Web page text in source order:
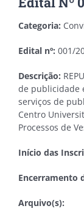
Categoria:
Edital nº: 001/
Descrição:
de publicidade
serviços de
Centro
Processos de
Início das
Encerramento
Arquivo(s):